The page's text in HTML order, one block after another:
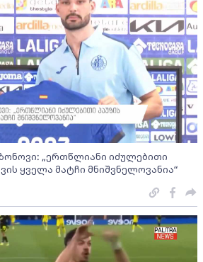
„ერთწლიანი იძულებითი
ყველა მატჩი მნიშვნელოვანია“